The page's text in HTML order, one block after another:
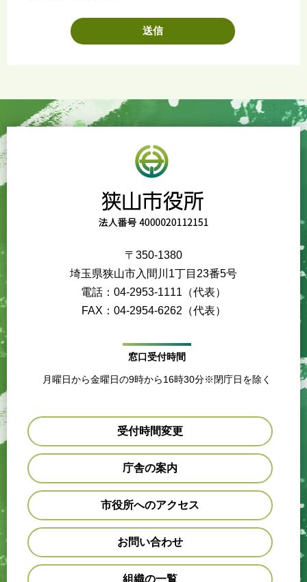
〒350-1380
埼玉県狭山市入間川1丁目23番5号
電話：04-2953-1111（代表）
FAX：04-2954-6262（代表）
窓口受付時間
月曜日から金曜日の9時から16時30分※閉庁日を除く
受付時間変更
庁舎の案内
市役所へのアクセス
お問い合わせ
組織の一覧